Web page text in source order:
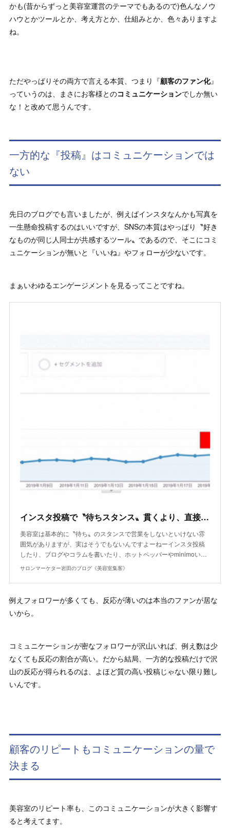
かも(昔からずっと美容室運営のテーマでもあるので)色んなノウ
ハウとかツールとか、考え方とか、仕組みとか、色々ありますよ
ね。
ただやっぱりその両方で言える本質、つまり『顧客のファン化』
っていうのは、まさにお客様とのコミュニケーションでしか無い
な！と改めて思うんです。
一方的な『投稿』はコミュニケーションでは
ない
先日のブログでも言いましたが、例えばインスタなんかも写真を
一生懸命投稿するのはいいですが、SNSの本質はやっぱり〝好き
なものが同じ人同士が共感するツール〟であるので、そこにコミ
ュニケーションが無いと『いいね』やフォローが少ないです。
まぁいわゆるエンゲージメントを見るってことですね。
インスタ投稿で〝待ちスタンス〟貫くより、直接お客様へDMしたらアクセス上がるよ
美容室は基本的に〝待ち〟のスタンスで営業をしないといけない雰
囲気がありますが、実はそうでもないんですよーねーインスタ投稿
したり、ブログやコラムを書いたり、ホットペッパーやminimoい…
サロンマーケター岩田のブログ《美容室集客》
例えフォロワーが多くても、反応が薄いのは本当のファンが居な
いから。
コミュニケーションが密なフォロワーが沢山いれば、例え数は少
なくても反応の割合が高い。だから結局、一方的な投稿だけで沢
山の反応が得られるのは、よほど質の高い投稿じゃない限り難し
いんです。
顧客のリピートもコミュニケーションの量で
決まる
美容室のリピート率も、このコミュニケーションが大きく影響す
ると考えてます。